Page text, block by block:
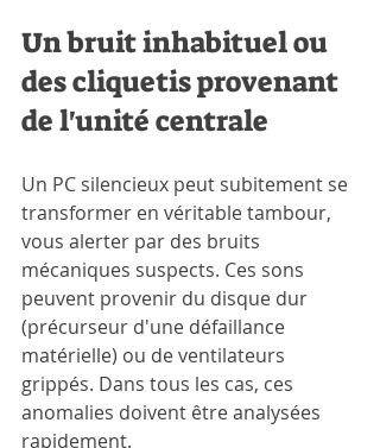
Un bruit inhabituel ou
des cliquetis provenant
de l'unité centrale
Un PC silencieux peut subitement se
transformer en véritable tambour,
vous alerter par des bruits
mécaniques suspects. Ces sons
peuvent provenir du disque dur
(précurseur d'une défaillance
matérielle) ou de ventilateurs
grippés. Dans tous les cas, ces
anomalies doivent être analysées
rapidement.